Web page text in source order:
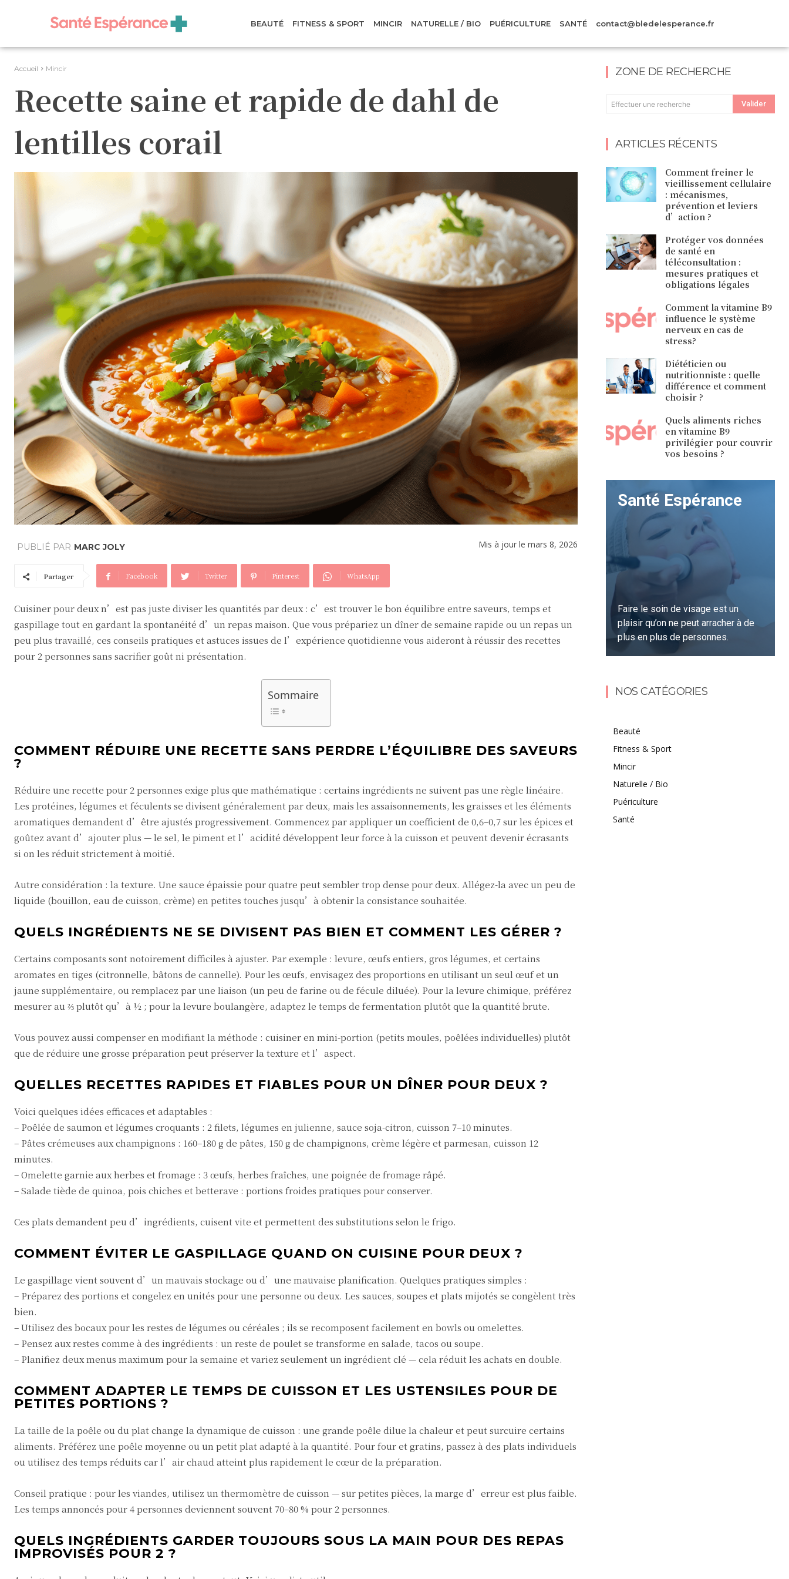
BEAUTÉ FITNESS & SPORT MINCIR NATURELLE / BIO PUÉRICULTURE SANTÉ contact@bledelesperance.fr
Accueil Mincir
Recette saine et rapide de dahl de
lentilles corail
Mis à jour le mars 8, 2026
PUBLIÉ PAR MARC JOLY
Partager Facebook Twitter Pinterest WhatsApp
Cuisiner pour deux n’est pas juste diviser les quantités par deux : c’est trouver le bon équilibre entre saveurs, temps et
gaspillage tout en gardant la spontanéité d’un repas maison. Que vous prépariez un dîner de semaine rapide ou un repas un
peu plus travaillé, ces conseils pratiques et astuces issues de l’expérience quotidienne vous aideront à réussir des recettes
pour 2 personnes sans sacrifier goût ni présentation.
Sommaire
COMMENT RÉDUIRE UNE RECETTE SANS PERDRE L’ÉQUILIBRE DES SAVEURS
?
Réduire une recette pour 2 personnes exige plus que mathématique : certains ingrédients ne suivent pas une règle linéaire.
Les protéines, légumes et féculents se divisent généralement par deux, mais les assaisonnements, les graisses et les éléments
aromatiques demandent d’être ajustés progressivement. Commencez par appliquer un coefficient de 0,6–0,7 sur les épices et
goûtez avant d’ajouter plus — le sel, le piment et l’acidité développent leur force à la cuisson et peuvent devenir écrasants
si on les réduit strictement à moitié.
Autre considération : la texture. Une sauce épaissie pour quatre peut sembler trop dense pour deux. Allégez-la avec un peu de
liquide (bouillon, eau de cuisson, crème) en petites touches jusqu’à obtenir la consistance souhaitée.
QUELS INGRÉDIENTS NE SE DIVISENT PAS BIEN ET COMMENT LES GÉRER ?
Certains composants sont notoirement difficiles à ajuster. Par exemple : levure, œufs entiers, gros légumes, et certains
aromates en tiges (citronnelle, bâtons de cannelle). Pour les œufs, envisagez des proportions en utilisant un seul œuf et un
jaune supplémentaire, ou remplacez par une liaison (un peu de farine ou de fécule diluée). Pour la levure chimique, préférez
mesurer au ⅔ plutôt qu’à ½ ; pour la levure boulangère, adaptez le temps de fermentation plutôt que la quantité brute.
Vous pouvez aussi compenser en modifiant la méthode : cuisiner en mini-portion (petits moules, poêlées individuelles) plutôt
que de réduire une grosse préparation peut préserver la texture et l’aspect.
QUELLES RECETTES RAPIDES ET FIABLES POUR UN DÎNER POUR DEUX ?
Voici quelques idées efficaces et adaptables :
– Poêlée de saumon et légumes croquants : 2 filets, légumes en julienne, sauce soja-citron, cuisson 7–10 minutes.
– Pâtes crémeuses aux champignons : 160–180 g de pâtes, 150 g de champignons, crème légère et parmesan, cuisson 12
minutes.
– Omelette garnie aux herbes et fromage : 3 œufs, herbes fraîches, une poignée de fromage râpé.
– Salade tiède de quinoa, pois chiches et betterave : portions froides pratiques pour conserver.
Ces plats demandent peu d’ingrédients, cuisent vite et permettent des substitutions selon le frigo.
COMMENT ÉVITER LE GASPILLAGE QUAND ON CUISINE POUR DEUX ?
Le gaspillage vient souvent d’un mauvais stockage ou d’une mauvaise planification. Quelques pratiques simples :
– Préparez des portions et congelez en unités pour une personne ou deux. Les sauces, soupes et plats mijotés se congèlent très
bien.
– Utilisez des bocaux pour les restes de légumes ou céréales ; ils se recomposent facilement en bowls ou omelettes.
– Pensez aux restes comme à des ingrédients : un reste de poulet se transforme en salade, tacos ou soupe.
– Planifiez deux menus maximum pour la semaine et variez seulement un ingrédient clé — cela réduit les achats en double.
COMMENT ADAPTER LE TEMPS DE CUISSON ET LES USTENSILES POUR DE
PETITES PORTIONS ?
La taille de la poêle ou du plat change la dynamique de cuisson : une grande poêle dilue la chaleur et peut surcuire certains
aliments. Préférez une poêle moyenne ou un petit plat adapté à la quantité. Pour four et gratins, passez à des plats individuels
ou utilisez des temps réduits car l’air chaud atteint plus rapidement le cœur de la préparation.
Conseil pratique : pour les viandes, utilisez un thermomètre de cuisson — sur petites pièces, la marge d’erreur est plus faible.
Les temps annoncés pour 4 personnes deviennent souvent 70–80 % pour 2 personnes.
QUELS INGRÉDIENTS GARDER TOUJOURS SOUS LA MAIN POUR DES REPAS
IMPROVISÉS POUR 2 ?
ZONE DE RECHERCHE
Effectuer une recherche Valider
ARTICLES RÉCENTS
Comment freiner le
vieillissement cellulaire
: mécanismes,
prévention et leviers
d’action ?
Protéger vos données
de santé en
téléconsultation :
mesures pratiques et
obligations légales
Comment la vitamine B9
influence le système
nerveux en cas de
stress?
Diététicien ou
nutritionniste : quelle
différence et comment
choisir ?
Quels aliments riches
en vitamine B9
privilégier pour couvrir
vos besoins ?
Santé Espérance
Faire le soin de visage est un
plaisir qu’on ne peut arracher à de
plus en plus de personnes.
NOS CATÉGORIES
Beauté
Fitness & Sport
Mincir
Naturelle / Bio
Puériculture
Santé